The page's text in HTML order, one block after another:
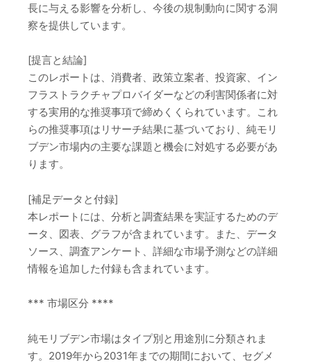
長に与える影響を分析し、今後の規制動向に関する洞
察を提供しています。
[提言と結論]
このレポートは、消費者、政策立案者、投資家、イン
フラストラクチャプロバイダーなどの利害関係者に対
する実用的な推奨事項で締めくくられています。これ
らの推奨事項はリサーチ結果に基づいており、純モリ
ブデン市場内の主要な課題と機会に対処する必要があ
ります。
[補足データと付録]
本レポートには、分析と調査結果を実証するためのデ
ータ、図表、グラフが含まれています。また、データ
ソース、調査アンケート、詳細な市場予測などの詳細
情報を追加した付録も含まれています。
*** 市場区分 ****
純モリブデン市場はタイプ別と用途別に分類されま
す。2019年から2031年までの期間において、セグメ